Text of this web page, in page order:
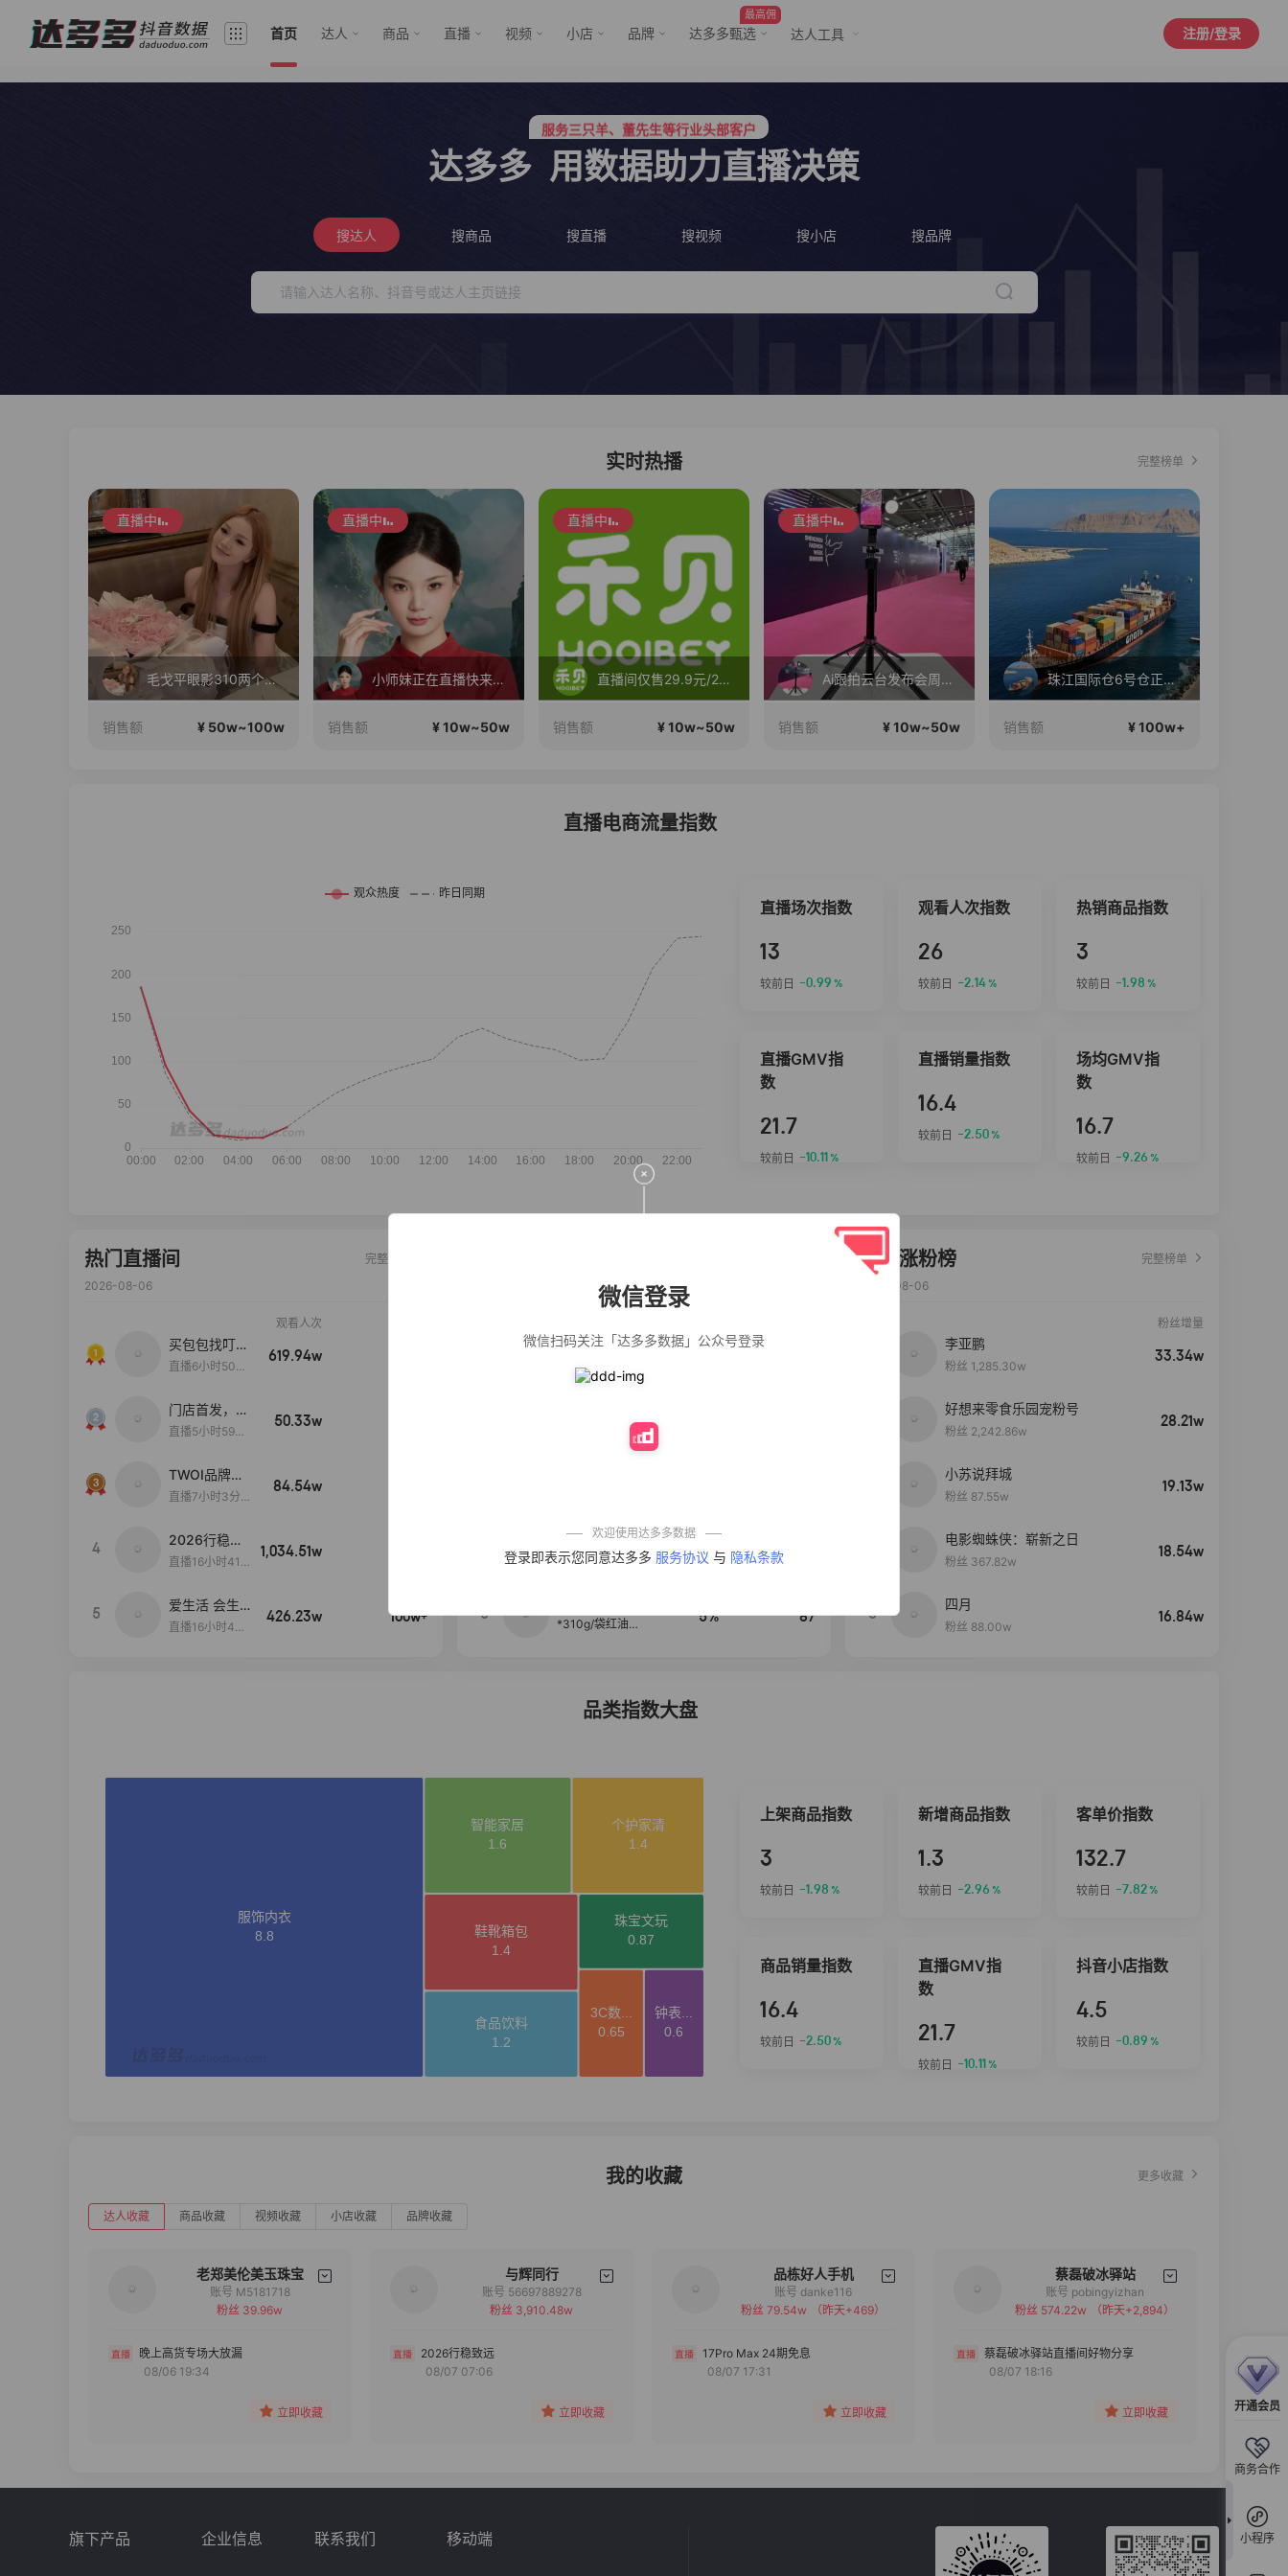
首页 达人 商品 直播 视频 小店 品牌
最高佣
达多多甄选 达人工具 注册/登录
开通会员
商务合作
小程序
微信登录
微信扫码关注「达多多数据」公众号登录
欢迎使用达多多数据
登录即表示您同意达多多 服务协议 与 隐私条款
服务三只羊、董先生等行业头部客户
行业价格屠夫，年卡会员低至798/年
服务三只羊、董先生等行业头部客户
达多多 用数据助力直播决策
搜达人 搜商品 搜直播 搜视频 搜小店 搜品牌
实时热播 完整榜单
直播中
毛戈平眼影310两个正装！
销售额 ¥ 50w~100w
直播中
小师妹正在直播快来看看吧~
销售额 ¥ 10w~50w
直播中
直播间仅售29.9元/2支，禾贝儿童防蛀牙膏【买一发二】！
销售额 ¥ 10w~50w
直播中
Ai跟拍云台发布会周年大促
销售额 ¥ 10w~50w
珠江国际仓6号仓正在直播
销售额 ¥ 100w+
直播电商流量指数
直播场次指数
13
较前日 -0.99 %
观看人次指数
26
较前日 -2.14%
热销商品指数
3
较前日 -1.98 %
直播GMV指
数
21.7
较前日 -10.11 %
直播销量指数
16.4
较前日 -2.50%
场均GMV指
数
16.7
较前日 -9.26 %
热门直播间
完整榜单
2026-08-06
观看人次
买包包找叮
当,一折购！
直播6小时50分
619.94w
门店首发，秋
款大上新！！
直播5小时59分
50.33w
TWOI品牌直
播间新款上
直播7小时3分5
84.54w
4
2026行稳致
远
直播16小时41
1,034.51w
5
爱生活 会生
活
直播16小时45
426.23w 100w+
法式气质温柔风
女设计感小众秋
衣粉轻松搓洗去
污渍除菌除螨3倍
巧卡盒卡套
【试吃两包】松
茸红烧酱汁红烧
40%
5
*310g/袋红油麻
5% 87
达人涨粉榜
完整榜单
2026-08-06
粉丝增量
李亚鹏
粉丝 1,285.30w
33.34w
好想来零食乐园宠粉号
粉丝 2,242.86w
28.21w
小苏说拜城
粉丝 87.55w
19.13w
电影蜘蛛侠：崭新之日
粉丝 367.82w
18.54w
5
四月
粉丝 88.00w
16.84w
品类指数大盘
上架商品指数
3
较前日 -1.98 %
新增商品指数
1.3
较前日 -2.96 %
客单价指数
132.7
较前日 -7.82%
商品销量指数
16.4
较前日 -2.50%
直播GMV指
数
21.7
较前日 -10.11 %
抖音小店指数
4.5
较前日 -0.89 %
我的收藏 更多收藏
达人收藏 商品收藏 视频收藏 小店收藏 品牌收藏
老郑美伦美玉珠宝
备注
分组
账号 M5181718
粉丝 39.96w
晚上高货专场大放漏
08/06 19:34
立即收藏
与辉同行
备注
账号 56697889278
粉丝 3,910.48w
2026行稳致远
08/07 07:06
立即收藏
品栋好人手机
备注
分组
账号 danke116
粉丝 79.54w
（昨天+469）
17Pro Max 24期免息
08/07 17:31
立即收藏
蔡磊破冰驿站
备注
分组
账号 pobingyizhan
粉丝 574.22w
（昨天+2,894）
蔡磊破冰驿站直播间好物分享
08/07 18:16
立即收藏
旗下产品 企业信息 联系我们 移动端